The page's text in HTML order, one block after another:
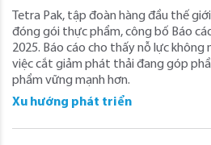
Tetra Pak, tập đoàn hàng đầu thế
đóng gói thực phẩm, công bố Báo
2025. Báo cáo cho thấy nỗ lực không
việc cắt giảm phát thải đang góp
phẩm vững mạnh hơn.
Xu hướng phát triển